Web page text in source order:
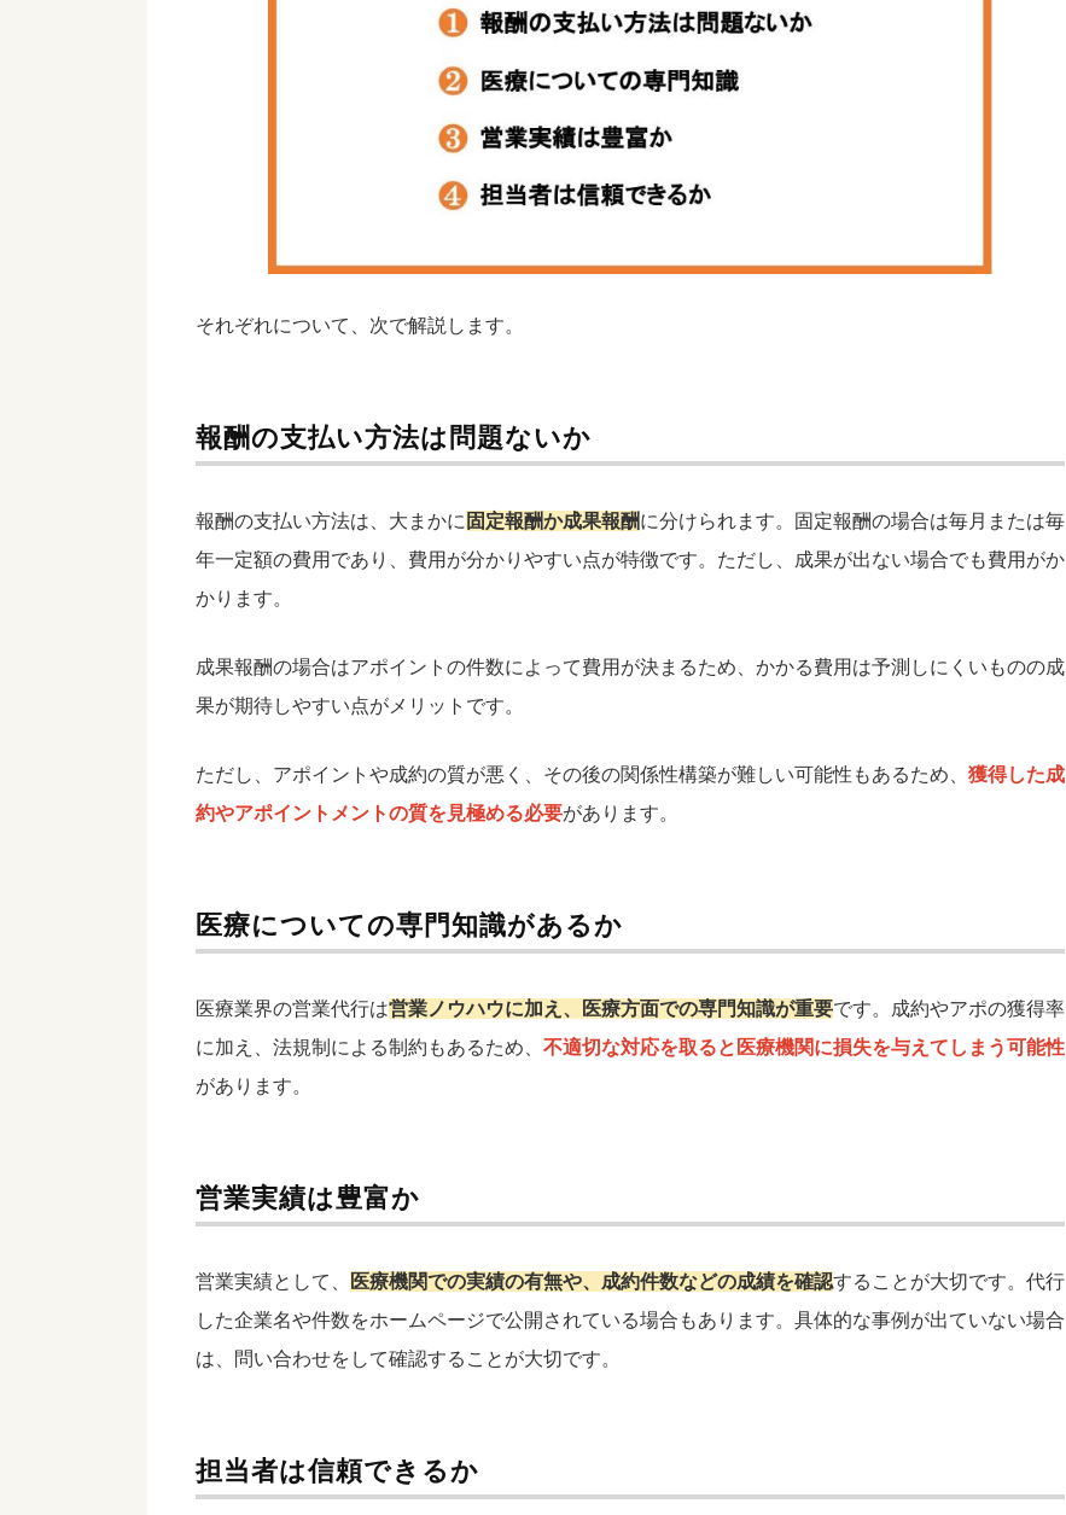
それぞれについて、次で解説します。
報酬の支払い方法は問題ないか
報酬の支払い方法は、大まかに 固定報酬か成果報酬に分けられます。固定報酬の場合は毎月または毎
年一定額の費用であり、費用が分かりやすい点が特徴です。ただし、成果が出ない場合でも費用がか
かります。
成果報酬の場合はアポイントの件数によって費用が決まるため、かかる費用は予測しにくいものの成
果が期待しやすい点がメリットです。
ただし、アポイントや成約の質が悪く、その後の関係性構築が難しい可能性もあるため、 獲得した成
約やアポイントメントの質を見極める必要があります。
医療についての専門知識があるか
医療業界の営業代行は営業ノウハウに加え、医療方面での専門知識が重要です。成約やアポの獲得率
に加え、法規制による制約もあるため、 不適切な対応を取ると医療機関に損失を与えてしまう可能性
があります。
営業実績は豊富か
営業実績として、 医療機関での実績の有無や、成約件数などの成績を確認することが大切です。代行
した企業名や件数をホームページで公開されている場合もあります。具体的な事例が出ていない場合
は、問い合わせをして確認することが大切です。
担当者は信頼できるか